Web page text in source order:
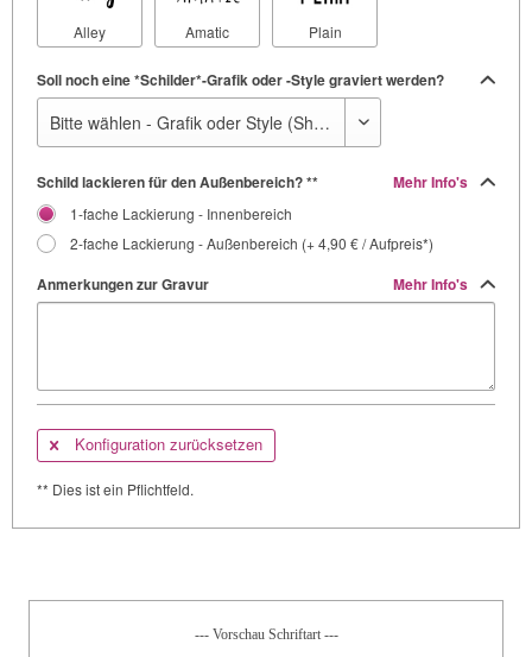
Alley Amatic Plain
Soll noch eine *Schilder*-Grafik oder -Style graviert werden?
Schild lackieren für den Außenbereich? ** Mehr Info's
1-fache Lackierung - Innenbereich
2-fache Lackierung - Außenbereich (+ 4,90 € / Aufpreis*)
Anmerkungen zur Gravur Mehr Info's
Konfiguration zurücksetzen
** Dies ist ein Pflichtfeld.
--- Vorschau Schriftart ---